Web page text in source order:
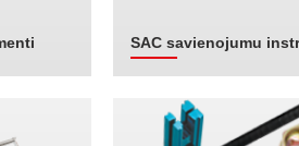
SAC savienojumu